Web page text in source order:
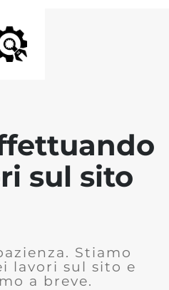
sul sito
Stiamo
lavori sul sito e
a breve.